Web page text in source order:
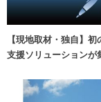
【現地取材・独自】
支援ソリューションが